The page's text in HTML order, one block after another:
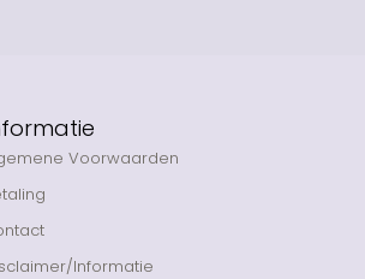
Voorwaarden
Informatie